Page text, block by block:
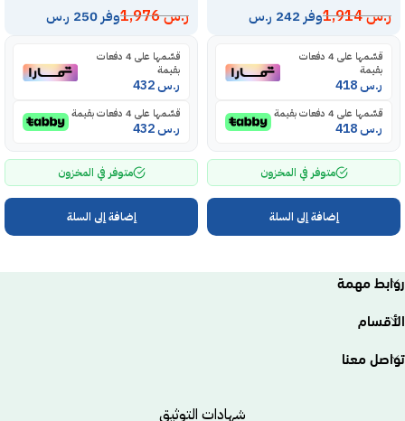
ر.س1,914 وفر 242 ر.س
قسّمها على 4 دفعات
بقيمة
ر.س
قسّمها على 4 دفعات بقيمة
ر.س
متوفر في المخزون
إضافة إلى السلة
ر.س1,976 وفر 250 ر.س
قسّمها على 4 دفعات
بقيمة
ر.س
قسّمها على 4 دفعات بقيمة
ر.س
متوفر في المخزون
إضافة إلى السلة
روابط مهمة
الأقسام
تواصل معنا
شهادات التوثيق